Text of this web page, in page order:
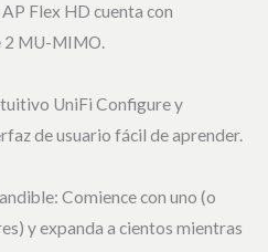
Flex HD cuenta con
2 MU-MIMO.
UniFi Configure y
de usuario fácil de aprender.
Comience con uno (o
y expanda a cientos mientras